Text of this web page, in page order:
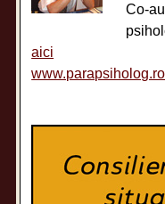
Co-
aici
www.parapsiholog.ro